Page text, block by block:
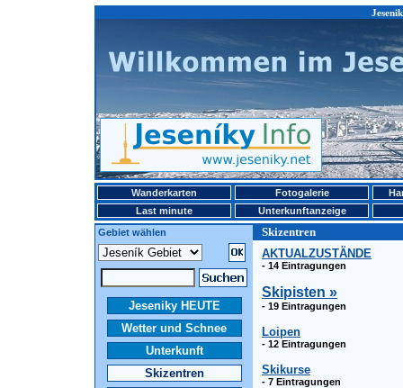
Wanderkarten Fotogalerie
Last minute
Unterkunftanzeige
Gebiet wählen
Skizentren
Jeseniky HEUTE
Wetter und Schnee
Unterkunft
Skizentren
AKTUALZUSTÄNDE
- 14 Eintragungen
Skipisten »
- 19 Eintragungen
Loipen
- 12 Eintragungen
Skikurse
- 7 Eintragungen